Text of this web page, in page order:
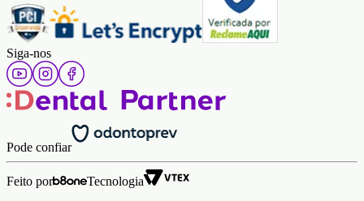
Siga-nos
Pode confiar
Feito por
Tecnologia